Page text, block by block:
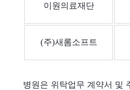
이원의료재단
(주)새롬소프트
병원은 위탁업무 계약서 및